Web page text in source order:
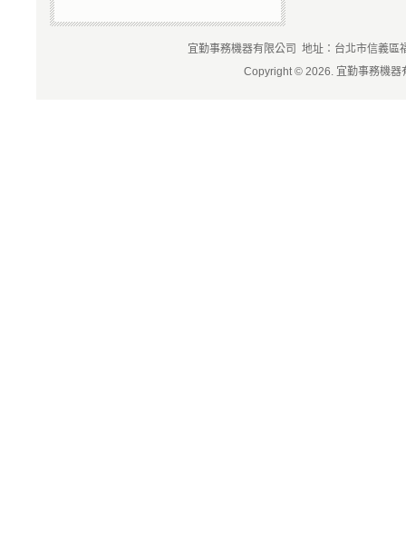
宜勤事務機器有限公司 地址：台北市信義
Copyright © 2026. 宜勤事務機